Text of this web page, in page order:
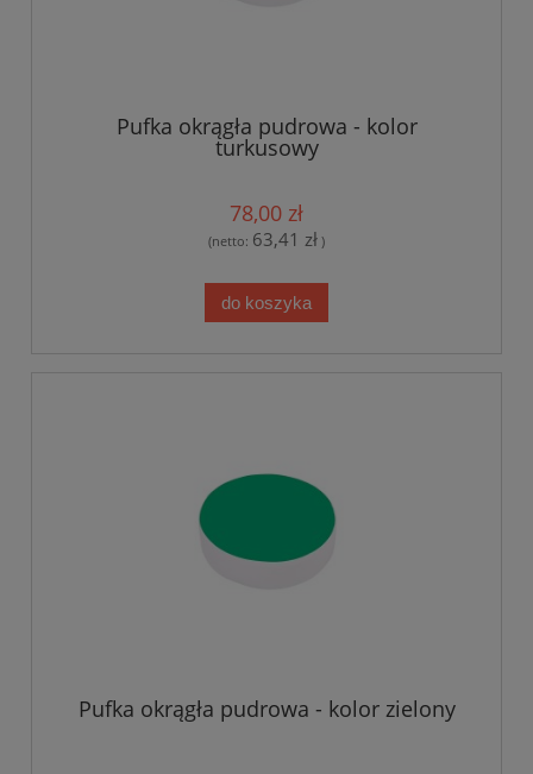
Pufka okrągła pudrowa - kolor
turkusowy
78,00 zł
(netto: 63,41 zł )
do koszyka
Pufka okrągła pudrowa - kolor zielony